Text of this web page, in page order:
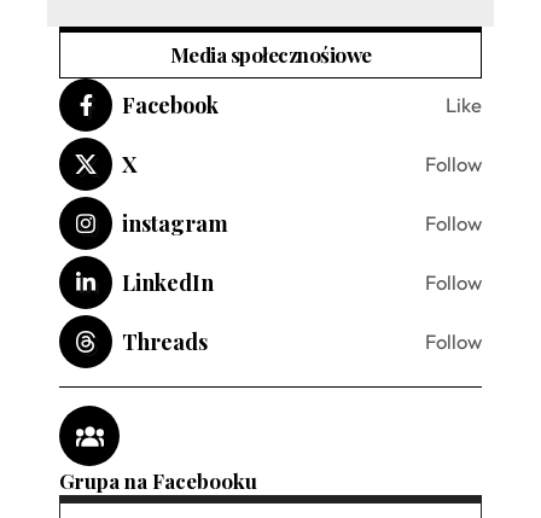
Media społecznośiowe
Facebook Like
X Follow
instagram Follow
LinkedIn Follow
Threads Follow
Grupa na Facebooku